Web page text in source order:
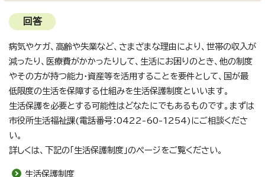
回答
病気やケガ、高齢や失業など、さまざまな理由により、世帯の収入が
減ったり、医療費がかかったりして、生活にお困りのとき、他の制度
やその方が持つ能力・資産等を活用することを要件として、国が最
低限度の生活を保障する仕組みを生活保護制度といいます。
生活保護を必要とする可能性はどなたにでもあるものです。まずは
市役所生活福祉課(電話番号：0422-60-1254)にご相談くださ
い。
詳しくは、下記の「生活保護制度」のページをご覧ください。
生活保護制度